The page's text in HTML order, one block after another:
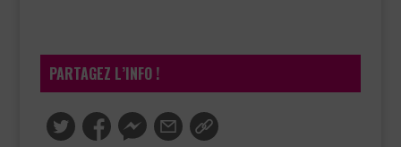
PARTAGEZ L’INFO !